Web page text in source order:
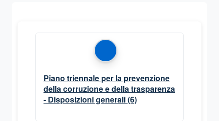
Piano triennale per la prevenzione
della corruzione e della trasparenza
- Disposizioni generali(6)